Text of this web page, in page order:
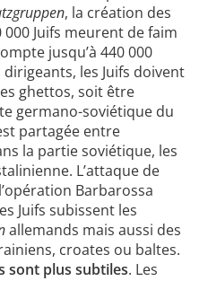
, la création des
Juifs meurent de faim
jusqu’à 440 000
les Juifs doivent
ghettos, soit être
germano-soviétique du
partagée entre
la partie soviétique, les
L’attaque de
Barbarossa
Juifs subissent les
allemands mais aussi des
croates ou baltes.
sont plus subtiles. Les